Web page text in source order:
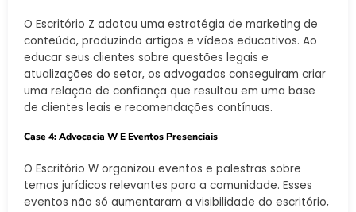
O Escritório Z adotou uma estratégia de marketing de
conteúdo, produzindo artigos e vídeos educativos. Ao
educar seus clientes sobre questões legais e
atualizações do setor, os advogados conseguiram criar
uma relação de confiança que resultou em uma base
de clientes leais e recomendações contínuas.
Case 4: Advocacia W E Eventos Presenciais
O Escritório W organizou eventos e palestras sobre
temas jurídicos relevantes para a comunidade. Esses
eventos não só aumentaram a visibilidade do escritório,